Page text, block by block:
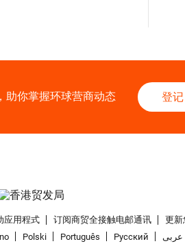
助你掌握环球营商动态 登记
应用程式 订阅商贸全接触电邮通讯
更
Polski Português Pусский عربى